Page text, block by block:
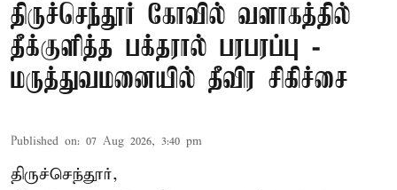
திருச்செந்தூர் கோவில் வளாகத்தில்
தீக்குளித்த பக்தரால் பரபரப்பு -
மருத்துவமனையில் தீவிர சிகிச்சை
Published on: 07 Aug 2026, 3:40 pm
திருச்செந்தூர்,